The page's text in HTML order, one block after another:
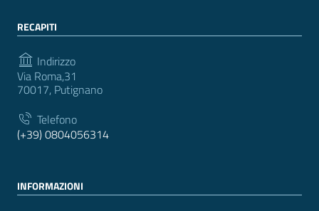
RECAPITI
Indirizzo
Via Roma,31
70017, Putignano
Telefono
(+39) 0804056314
INFORMAZIONI